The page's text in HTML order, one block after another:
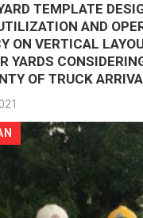
TEMPLATE
AND
ON VERTICAL
YARDS
OF TRUCK